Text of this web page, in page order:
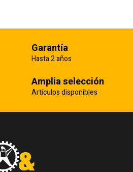
Garantía
Hasta 2 años
Amplia selección
Artículos disponibles